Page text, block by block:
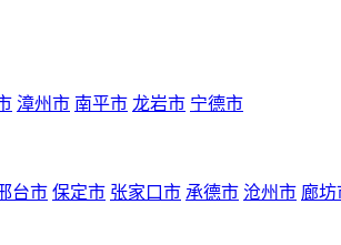
漳州市 南平市 龙岩市 宁德市
台市 保定市 张家口市 承德市 沧州市 廊坊